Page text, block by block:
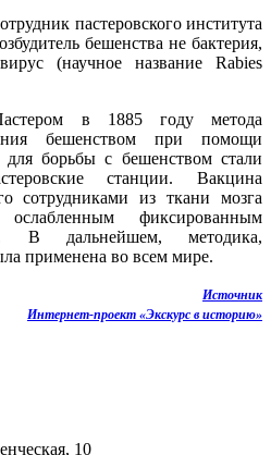
пастеровского института
бешенства не бактерия,
(научное название Rabies
в 1885 году метода
бешенством при помощи
для борьбы с бешенством стали
станции. Вакцина
сотрудниками из ткани мозга
фиксированным
В дальнейшем, методика,
применена во всем мире.
Источник
Интернет-проект «Экскурс в историю»
10